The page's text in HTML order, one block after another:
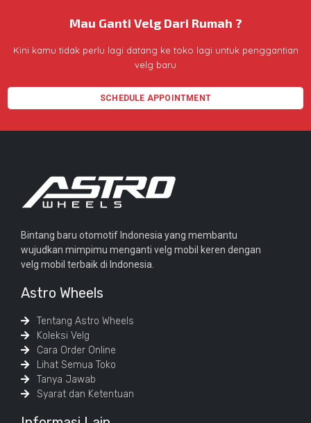
Mau Ganti Velg Dari Rumah ?
Kini kamu tidak perlu lagi datang ke toko lagi untuk penggantian
velg baru
SCHEDULE APPOINTMENT
Bintang baru otomotif Indonesia yang membantu
wujudkan mimpimu menganti velg mobil keren dengan
velg mobil terbaik di Indonesia.
Astro Wheels
Tentang Astro Wheels
Koleksi Velg
Cara Order Online
Lihat Semua Toko
Tanya Jawab
Syarat dan Ketentuan